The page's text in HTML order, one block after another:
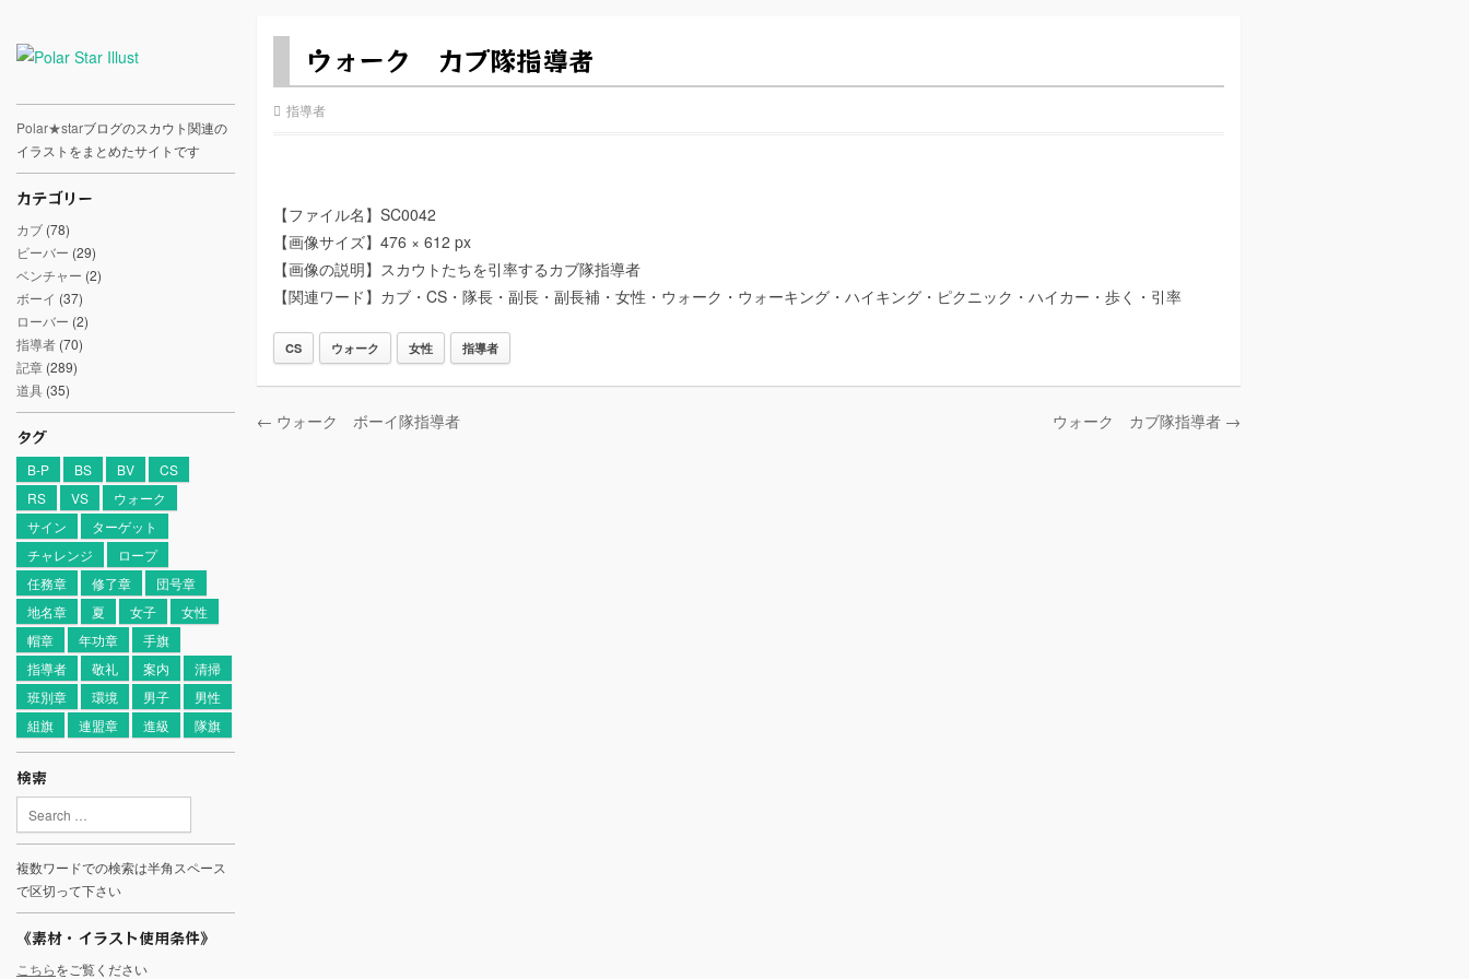
Polar★starブログのスカウト関連の
イラストをまとめたサイトです
カテゴリー
カブ (78)
ビーバー (29)
ベンチャー (2)
ボーイ (37)
ローバー (2)
指導者 (70)
記章 (289)
道具 (35)
タグ
B-P BS BV
CS
RS
VS
ウォーク
サイン
ターゲット
チャレンジ
ロープ
任務章
修了章
団号章
地名章
夏 女子
女性
帽章
年功章
手旗
指導者
敬礼 案内
清掃
班別章
環境 男子
男性
組旗
連盟章 進級 隊旗
検索
複数ワードでの検索は半角スペース
で区切って下さい
《素材・イラスト使用条件》
こちらをご覧ください
ウォーク カブ隊指導者
指導者
【ファイル名】SC0042
【画像サイズ】476 × 612 px
【画像の説明】スカウトたちを引率するカブ隊指導者
【関連ワード】カブ・CS・隊長・副長・副長補・女性・ウォーク・ウォーキング・ハイキング・ピクニック・ハイカー・歩く・引率
CS ウォーク 女性 指導者
← ウォーク ボーイ隊指導者 ウォーク カブ隊指導者 →